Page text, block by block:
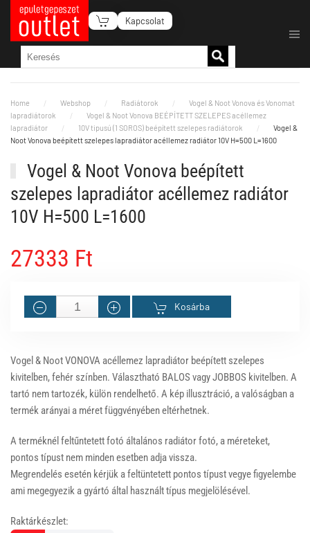
Fő tartalom átugrása
Kapcsolat
Home Webshop Radiátorok
Vogel & Noot Vonova és Vonomat
lapradiátorok
Vogel & Noot Vonova BEÉPÍTETT SZELEPES acéllemez
lapradiátor
10V tipusú (1 SOROS) beépített szelepes radiátorok
Vogel &
Noot Vonova beépített szelepes lapradiátor acéllemez radiátor 10V H=500 L=1600
Vogel & Noot Vonova beépített
szelepes lapradiátor acéllemez radiátor
10V H=500 L=1600
27333 Ft
Kosárba
Vogel & Noot VONOVA acéllemez lapradiátor beépített szelepes
kivitelben, fehér színben. Választható BALOS vagy JOBBOS kivitelben. A
tartó nem tartozék, külön rendelhető. A kép illusztráció, a valóságban a
termék arányai a méret függvényében eltérhetnek.
A terméknél feltűntetett fotó általános radiátor fotó, a méreteket,
pontos típust nem minden esetben adja vissza.
Megrendelés esetén kérjük a feltüntetett pontos típust vegye figyelembe
ami megegyezik a gyártó által használt típus megjelölésével.
Raktárkészlet: